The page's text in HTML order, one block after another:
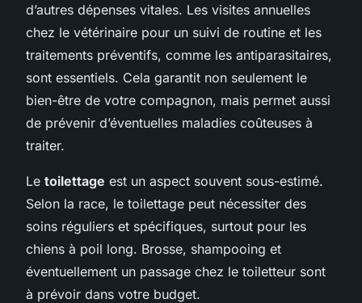
d’autres dépenses vitales. Les visites annuelles
chez le vétérinaire pour un suivi de routine et les
traitements préventifs, comme les antiparasitaires,
sont essentiels. Cela garantit non seulement le
bien-être de votre compagnon, mais permet aussi
de prévenir d’éventuelles maladies coûteuses à
traiter.
Le toilettage est un aspect souvent sous-estimé.
Selon la race, le toilettage peut nécessiter des
soins réguliers et spécifiques, surtout pour les
chiens à poil long. Brosse, shampooing et
éventuellement un passage chez le toiletteur sont
à prévoir dans votre budget.